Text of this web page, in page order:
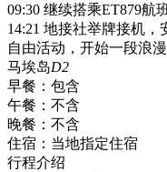
09:30 继续搭乘ET879航
14:21 地接社举牌接机，
自由活动，开始一段浪
马埃岛D2
早餐： 包含
午餐： 不含
晚餐： 不含
住宿： 当地指定住宿
行程介绍